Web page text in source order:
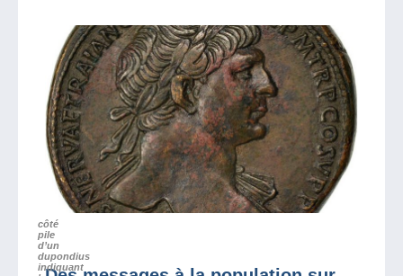
côté
pile
d’un
dupondius
indiquant